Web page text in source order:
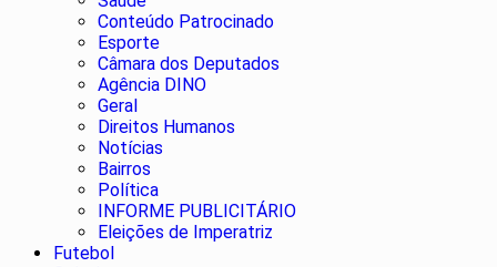
Conteúdo Patrocinado
Esporte
Câmara dos Deputados
Agência DINO
Geral
Direitos Humanos
Notícias
Bairros
Política
INFORME PUBLICITÁRIO
Eleições de Imperatriz
Futebol